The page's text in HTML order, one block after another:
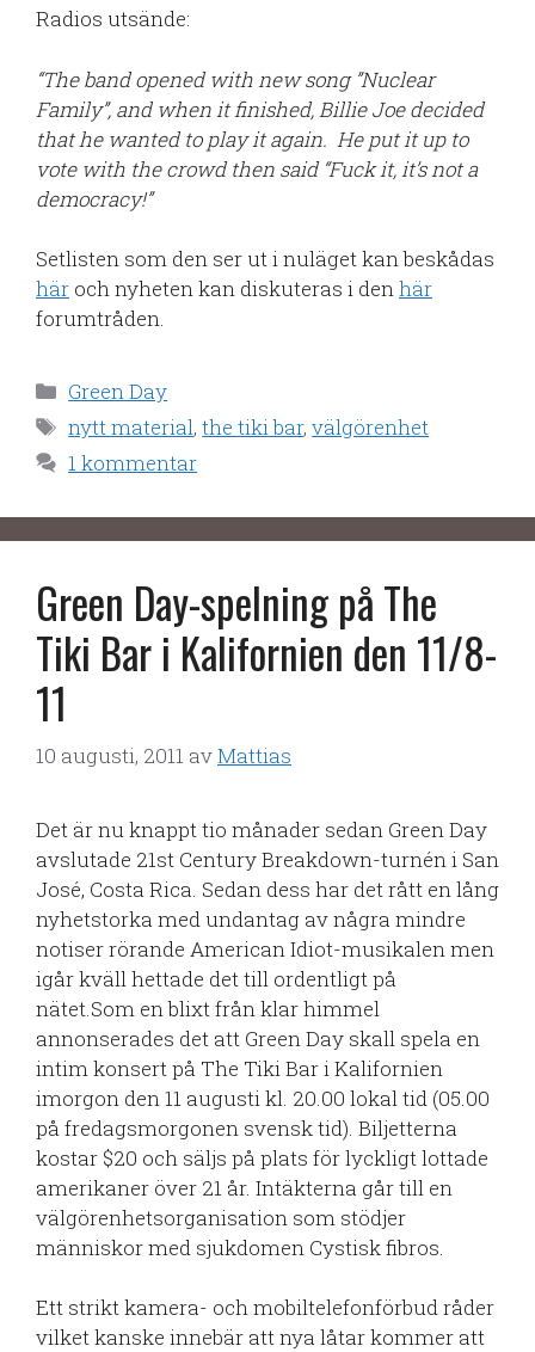
Radios utsände:
“The band opened with new song ”Nuclear
Family”, and when it finished, Billie Joe decided
that he wanted to play it again. He put it up to
vote with the crowd then said “Fuck it, it’s not a
democracy!”
Setlisten som den ser ut i nuläget kan beskådas
här och nyheten kan diskuteras i denhär
forumtråden.
Kategorier
Green Day
Etiketter
nytt material,the tiki bar,välgörenhet
1 kommentar
Green Day-spelning på The
Tiki Bar i Kalifornien den 11/8-
11
10 augusti, 2011 avMattias
Det är nu knappt tio månader sedan Green Day
avslutade 21st Century Breakdown-turnén i San
José, Costa Rica. Sedan dess har det rått en lång
nyhetstorka med undantag av några mindre
notiser rörande American Idiot-musikalen men
igår kväll hettade det till ordentligt på
nätet.Som en blixt från klar himmel
annonserades det att Green Day skall spela en
intim konsert på The Tiki Bar i Kalifornien
imorgon den 11 augusti kl. 20.00 lokal tid (05.00
på fredagsmorgonen svensk tid). Biljetterna
kostar $20 och säljs på plats för lyckligt lottade
amerikaner över 21 år. Intäkterna går till en
välgörenhetsorganisation som stödjer
människor med sjukdomen Cystisk fibros.
Ett strikt kamera- och mobiltelefonförbud råder
vilket kanske innebär att nya låtar kommer att